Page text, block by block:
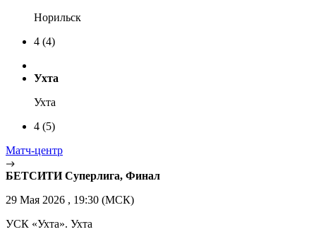
Норильск
4 (4)
Ухта
Ухта
4 (5)
Матч-центр
БЕТСИТИ Суперлига, Финал
29 Мая 2026 , 19:30 (МСК)
УСК «Ухта». Ухта